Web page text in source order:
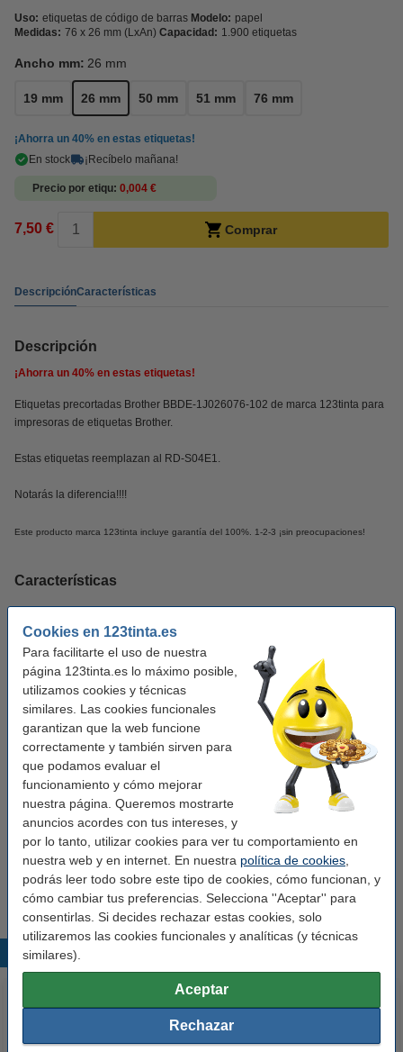
Cookies en 123tinta.es
Para facilitarte el uso de nuestra
página 123tinta.es lo máximo posible,
utilizamos cookies y técnicas
similares. Las cookies funcionales
garantizan que la web funcione
correctamente y también sirven para
que podamos evaluar el
funcionamiento y cómo mejorar
nuestra página. Queremos mostrarte
anuncios acordes con tus intereses, y
por lo tanto, utilizar cookies para ver tu comportamiento en
nuestra web y en internet. En nuestra política de cookies
podrás leer todo sobre este tipo de cookies, cómo funcionan, y
cómo cambiar tus preferencias. Selecciona ''Aceptar'' para
consentirlas. Si decides rechazar estas cookies, solo
utilizaremos las cookies funcionales y analíticas (y técnicas
similares).
Aceptar
Rechazar
Uso: etiquetas de código de barras Modelo: papel
Medidas: 76 x 26 mm (LxAn) Capacidad: 1.900 etiquetas
Ancho mm: 26 mm
19 mm 26 mm 50 mm 51 mm 76 mm
¡Ahorra un 40% en estas etiquetas!
En stock
¡Recíbelo mañana!
Precio por etiqu 0,004 €
7,50 € Comprar
DescripciónCaracterísticas
Descripción
¡Ahorra un 40% en estas etiquetas!
Etiquetas precortadas Brother BBDE-1J026076-102 de marca 123tinta para
impresoras de etiquetas Brother.
Estas etiquetas reemplazan al RD-S04E1.
Notarás la diferencia!!!!
Este producto marca 123tinta incluye garantía del 100%. 1-2-3 ¡sin preocupaciones!
Características
Uso: etiquetas de código de barras
Modelo: papel
Medidas: 76 x 26 mm (LxAn)
Capacidad: 1.900 etiquetas
Marca: 123tinta
Código EAN:
Color: blanco
Le recomendamos que utilice estas etiquetas en lugar de las
etiquetas originales.